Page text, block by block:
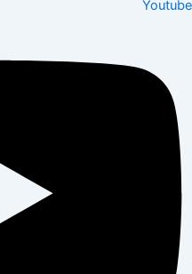
Youtube